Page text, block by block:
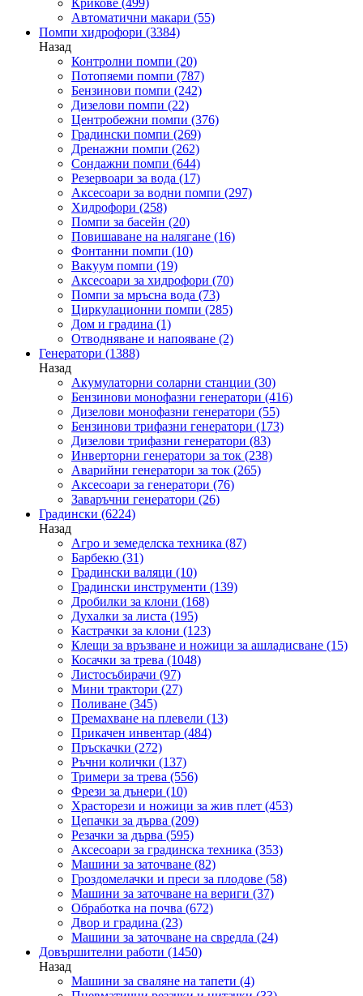
Крикове (499)
Автоматични макари (55)
Помпи хидрофори (3384)
Назад
Контролни помпи (20)
Потопяеми помпи (787)
Бензинови помпи (242)
Дизелови помпи (22)
Центробежни помпи (376)
Градински помпи (269)
Дренажни помпи (262)
Сондажни помпи (644)
Резервоари за вода (17)
Аксесоари за водни помпи (297)
Хидрофори (258)
Помпи за басейн (20)
Повишаване на налягане (16)
Фонтанни помпи (10)
Вакуум помпи (19)
Аксесоари за хидрофори (70)
Помпи за мръсна вода (73)
Циркулационни помпи (285)
Дом и градина (1)
Отводняване и напояване (2)
Генератори (1388)
Назад
Акумулаторни соларни станции (30)
Бензинови монофазни генератори (416)
Дизелови монофазни генератори (55)
Бензинови трифазни генератори (173)
Дизелови трифазни генератори (83)
Инверторни генератори за ток (238)
Аварийни генератори за ток (265)
Аксесоари за генератори (76)
Заваръчни генератори (26)
Градински (6224)
Назад
Агро и земеделска техника (87)
Барбекю (31)
Градински валяци (10)
Градински инструменти (139)
Дробилки за клони (168)
Духалки за листа (195)
Кастрачки за клони (123)
Клещи за връзване и ножици за ашладисване (15)
Косачки за трева (1048)
Листосъбирачи (97)
Мини трактори (27)
Поливане (345)
Премахване на плевели (13)
Прикачен инвентар (484)
Пръскачки (272)
Ръчни колички (137)
Тримери за трева (556)
Фрези за дънери (10)
Храсторези и ножици за жив плет (453)
Цепачки за дърва (209)
Резачки за дърва (595)
Аксесоари за градинска техника (353)
Машини за заточване (82)
Гроздомелачки и преси за плодове (58)
Машини за заточване на вериги (37)
Обработка на почва (672)
Двор и градина (23)
Машини за заточване на свредла (24)
Довършителни работи (1450)
Назад
Машини за сваляне на тапети (4)